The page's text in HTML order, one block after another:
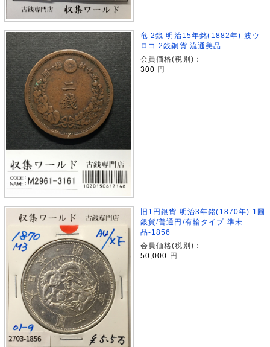
竜 2銭 明治15年銘(1882年) 波ウ
ロコ 2銭銅貨 流通美品
会員価格(税別)：
300 円
旧1円銀貨 明治3年銘(1870年) 1圓
銀貨/普通円/有輪タイプ 準未
品-1856
会員価格(税別)：
50,000
円